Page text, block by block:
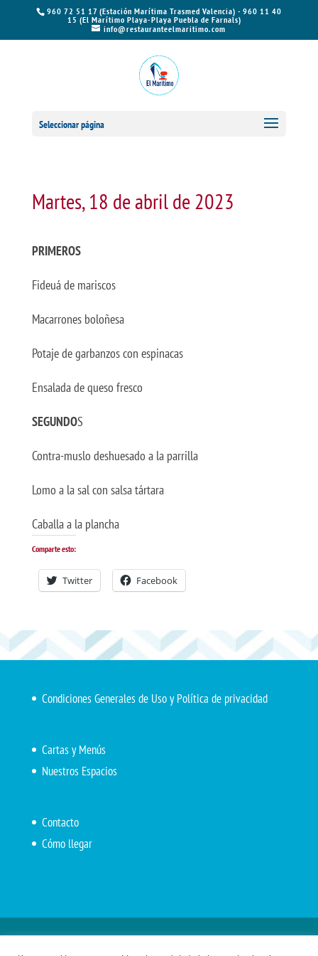
960 72 51 17 (Estación Marítima Trasmed Valencia) - 960 11 40
15 (El Marítimo Playa-Playa Puebla de Farnals)
info@restauranteelmaritimo.com
Seleccionar página
Martes, 18 de abril de 2023
PRIMEROS
Fideuá de mariscos
Macarrones boloñesa
Potaje de garbanzos con espinacas
Ensalada de queso fresco
SEGUNDOS
Contra-muslo deshuesado a la parrilla
Lomo a la sal con salsa tártara
Caballa a la plancha
Comparte esto:
Twitter Facebook
Condiciones Generales de Uso y Política de privacidad
Cartas y Menús
Nuestros Espacios
Contacto
Cómo llegar